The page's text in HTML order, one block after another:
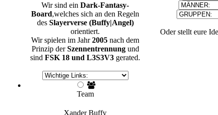
Wir sind ein Dark-Fantasy-
Board,welches sich an den Regeln
des Slayerverse (Buffy|Angel)
orientiert.
Wir spielen im Jahr2005 nach dem
Prinzip derSzennentrennungund
sind FSK 18 und L3S3V3 gerated.
Team
Xander Buffy
Oder stellt eure